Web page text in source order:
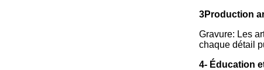
3Production
Gravure: Les
chaque détail
4- Éducation